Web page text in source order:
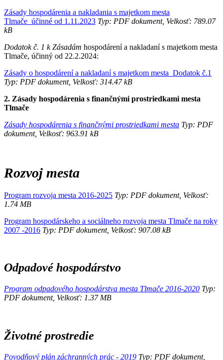
Zásady hospodárenia a nakladania s majetkom mesta
Tlmače_účinné od 1.11.2023 Typ: PDF dokument, Velkosť: 789.07
kB
Dodatok č. 1 k Zásadám hospodárení a nakladaní s majetkom mesta
Tlmače, účinný od 22.2.2024:
Zásady o hospodárení a nakladaní s majetkom mesta_Dodatok č.1
Typ: PDF dokument, Velkosť: 314.47 kB
2. Zásady hospodárenia s finančnými prostriedkami mesta
Tlmače
Zásady hospodárenia s finančnými prostriedkami mesta Typ: PDF
dokument, Velkosť: 963.91 kB
Rozvoj mesta
Program rozvoja mesta 2016-2025 Typ: PDF dokument, Velkosť:
1.74 MB
Program hospodárskeho a sociálneho rozvoja mesta Tlmače na roky
2007 -2016 Typ: PDF dokument, Velkosť: 907.08 kB
Odpadové hospodárstvo
Program odpadového hospodárstva mesta Tlmače 2016-2020 Typ:
PDF dokument, Velkosť: 1.37 MB
Životné prostredie
Povodňový plán záchranných prác - 2019 Typ: PDF dokument,